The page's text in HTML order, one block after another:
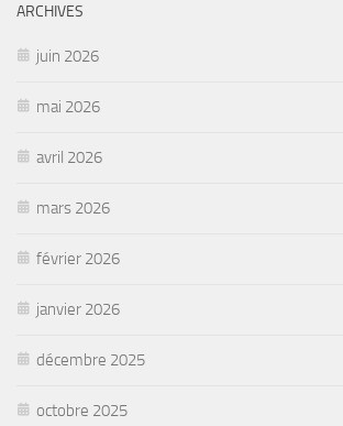
ARCHIVES
juin 2026
mai 2026
avril 2026
mars 2026
février 2026
janvier 2026
décembre 2025
octobre 2025